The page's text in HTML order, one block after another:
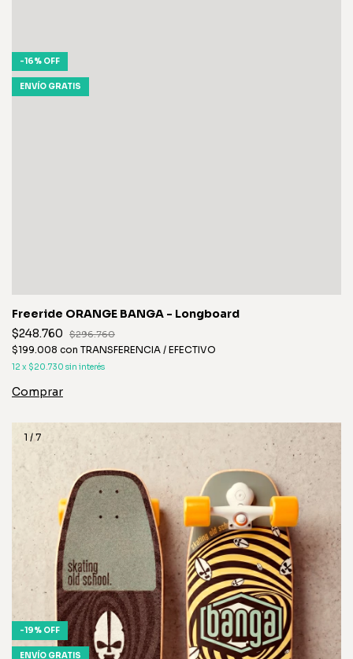
-16% OFF
ENVÍO GRATIS
Freeride ORANGE BANGA - Longboard
$248.760
$296.760
$199.008 con TRANSFERENCIA / EFECTIVO
12 x $20.730 sin interés
1 /7
-19% OFF
ENVÍO GRATIS